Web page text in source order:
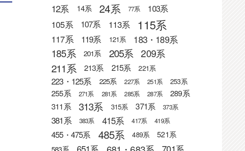
12系 14系 24系 77系 103系
105系 107系 113系 115系
117系 119系 121系 183・189系
185系 201系 205系 209系
211系 213系 215系 221系
223・125系 225系 227系 251系 253系
255系 271系 281系 285系 287系
289系
311系
313系 315系 371系 373系
381系 383系 415系 417系 419系
455・475系 485系 489系 521系
583系